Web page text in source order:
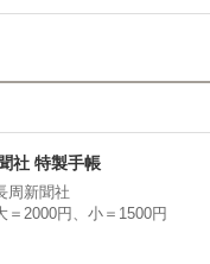
社 特製手帳
周新聞社
＝2000円、小＝1500円